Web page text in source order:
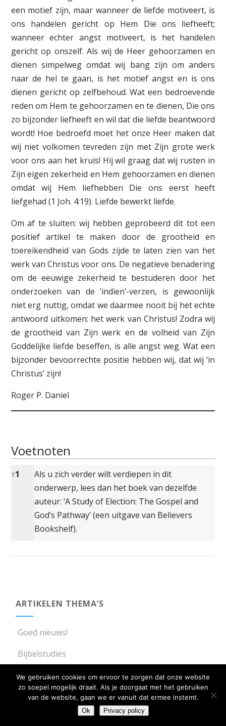
een motief zijn, maar wanneer de liefde motiveert, is
ons handelen gericht op Hem Die ons liefheeft;
wanneer echter angst motiveert, is het handelen
gericht op onszelf. Als wij de Heer gehoorzamen en
dienen simpelweg omdat wij bang zijn om anders
naar de hel te gaan, is het motief angst en is ons
dienen gericht op zelfbehoud. Wat een bedroevende
reden om Hem te gehoorzamen en te dienen, Die ons
zo bijzonder liefheeft en wil dat die liefde beantwoord
wordt! Hoe bedroefd moet het onze Heer maken dat
wij niet volkomen tevreden zijn met Zijn grote werk
voor ons aan het kruis! Hij wil graag dat wij rusten in
Zijn eigen zekerheid en Hem gehoorzamen en dienen
omdat wij Hem liefhebben Die ons eerst heeft
liefgehad (1 Joh. 4:19). Liefde bewerkt liefde.
Om af te sluiten: wij hebben geprobeerd dit tot een
positief artikel te maken door de grootheid en
toereikendheid van Gods zijde te laten zien van het
werk van Christus voor ons. De negatieve benadering
om de eeuwige zekerheid te bestuderen door het
onderzoeken van de ‘indien’-verzen, is gewoonlijk
niet erg nuttig, omdat we daarmee nooit bij het echte
antwoord uitkomen: het werk van Christus! Zodra wij
de grootheid van Zijn werk en de volheid van Zijn
Goddelijke liefde beseffen, is alle angst weg. Wat een
bijzonder bevoorrechte positie hebben wij, dat wij ‘in
Christus’ zijn!
Roger P. Daniel
Voetnoten
Voetnoten
↑1
Als u zich verder wilt verdiepen in dit
onderwerp, lees dan het boek van dezelfde
auteur: ‘A Study of Election: The Gospel and
God’s Pathway’ (een uitgave van Believers
Bookshelf).
ARTIKELEN THEMA’S
Goed nieuws!
Bijbelstudies
De Bijbel
De Gemeente
De Heilige Geest
We gebruiken cookies om ervoor te zorgen dat onze website
zo soepel mogelijk draait. Als je doorgaat met het gebruiken
van de website, gaan we er vanuit dat ermee instemt.
Ok Privacy policy